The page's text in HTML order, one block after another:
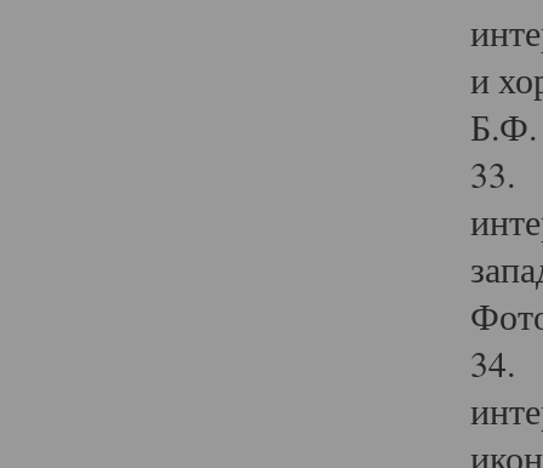
и
Б.Ф.
33.
34.